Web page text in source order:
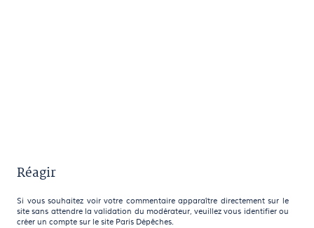
Réagir
Si vous souhaitez voir votre commentaire apparaître directement sur le
site sans attendre la validation du modérateur, veuillez vous identifier ou
créer un compte sur le site Paris Dépêches.